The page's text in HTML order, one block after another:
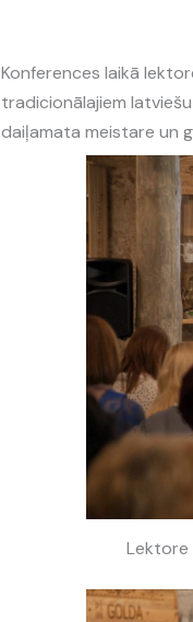
Konferences laikā
tradicionālajiem
daiļamata meistare un
Lektore